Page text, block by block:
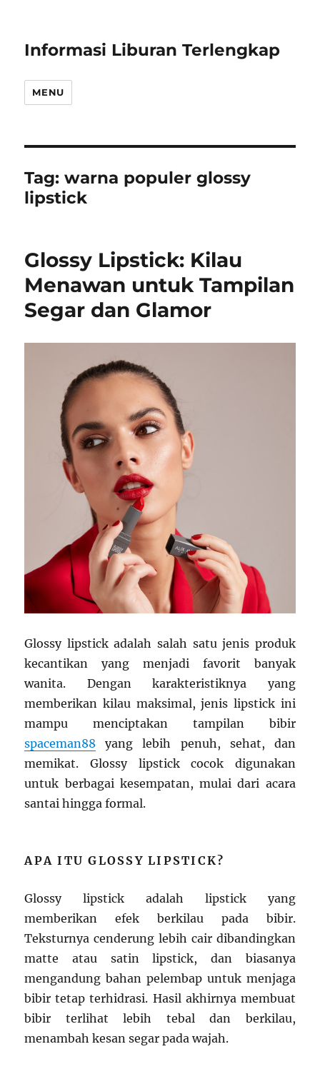
Informasi Liburan Terlengkap
MENU
Tag:warna populer glossy
lipstick
Glossy Lipstick: Kilau
Menawan untuk Tampilan
Segar dan Glamor
Glossy lipstick adalah salah satu jenis produk
kecantikan yang menjadi favorit banyak
wanita. Dengan karakteristiknya yang
memberikan kilau maksimal, jenis lipstick ini
mampu menciptakan tampilan bibir
spaceman88 yang lebih penuh, sehat, dan
memikat. Glossy lipstick cocok digunakan
untuk berbagai kesempatan, mulai dari acara
santai hingga formal.
APA ITU GLOSSY LIPSTICK?
Glossy lipstick adalah lipstick yang
memberikan efek berkilau pada bibir.
Teksturnya cenderung lebih cair dibandingkan
matte atau satin lipstick, dan biasanya
mengandung bahan pelembap untuk menjaga
bibir tetap terhidrasi. Hasil akhirnya membuat
bibir terlihat lebih tebal dan berkilau,
menambah kesan segar pada wajah.